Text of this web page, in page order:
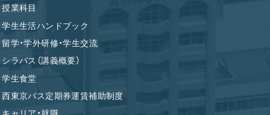
授業科目
学生生活ハンドブック
留学・学外研修・学生交流
シラバス（講義概要）
学生食堂
西東京バス定期券運賃補助制度
キャリア・就職